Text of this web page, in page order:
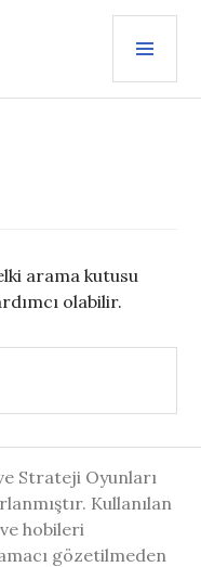
arama kutusu
olabilir.
Strateji Oyunları
Kullanılan
hobileri
gözetilmeden